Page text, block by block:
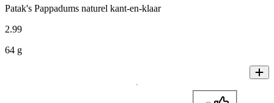
Patak's Pappadums naturel kant-en-klaar
2.99
64 g